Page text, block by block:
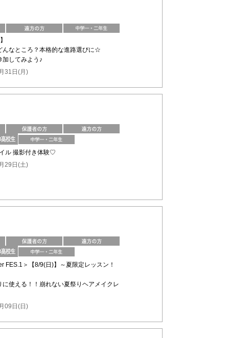
んなところ？本格的な進路選びに☆
加してみよう♪
31日(月)
ル 撮影付き体験♡
29日(土)
FES.1＞【8/9(日)】～夏限定レッスン！
に使える！！崩れない夏祭りヘアメイクレ
09日(日)